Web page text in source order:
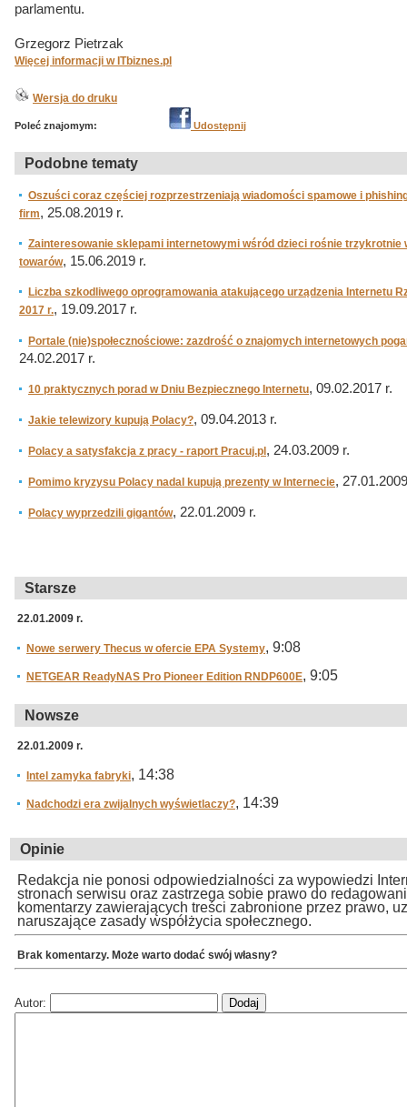
parlamentu.
Grzegorz Pietrzak
Więcej informacji w ITbiznes.pl
Wersja do druku
Poleć znajomym: Udostępnij
Podobne tematy
Oszuści coraz częściej rozprzestrzeniają wiadomości spamowe i
firm, 25.08.2019 r.
Zainteresowanie sklepami internetowymi wśród dzieci rośnie trzykrotnie
towarów, 15.06.2019 r.
Liczba szkodliwego oprogramowania atakującego urządzenia Internetu
2017 r., 19.09.2017 r.
Portale (nie)społecznościowe: zazdrość o znajomych internetowych
24.02.2017 r.
10 praktycznych porad w Dniu Bezpiecznego Internetu, 09.02.2017 r.
Jakie telewizory kupują Polacy?, 09.04.2013 r.
Polacy a satysfakcja z pracy - raport Pracuj.pl , 24.03.2009 r.
Pomimo kryzysu Polacy nadal kupują prezenty w Internecie,
Polacy wyprzedzili gigantów, 22.01.2009 r.
Starsze
22.01.2009 r.
Nowe serwery Thecus w ofercie EPA Systemy, 9:08
NETGEAR ReadyNAS Pro Pioneer Edition RNDP600E, 9:05
Nowsze
22.01.2009 r.
Intel zamyka fabryki, 14:38
Nadchodzi era zwijalnych wyświetlaczy?, 14:39
Opinie
Redakcja nie ponosi odpowiedzialności za wypowiedzi
stronach serwisu oraz zastrzega sobie prawo do
komentarzy zawierających treści zabronione przez prawo,
naruszające zasady współżycia społecznego.
Brak komentarzy. Może warto dodać swój własny?
Autor: